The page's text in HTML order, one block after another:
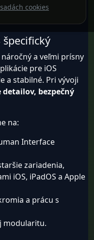
špecifický
a veľmi prísny
pre iOS
a stabilné. Pri vývoji
bezpečný
na:
Interface
zariadenia,
iOS, iPadOS a Apple
a prácu s
modularitu.
cookies